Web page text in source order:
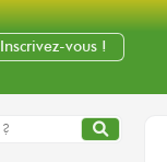
Inscrivez-vous !